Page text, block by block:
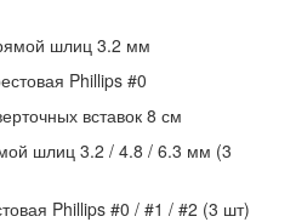
шлиц 3.2 мм
Phillips #0
вставок 8 см
шлиц 3.2 / 4.8 / 6.3 мм (3
Phillips #0 / #1 / #2 (3 шт)